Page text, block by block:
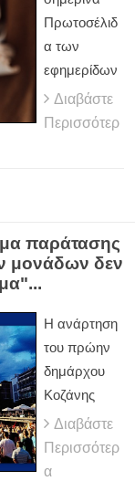
Πρωτοσέλιδ
α των
εφημερίδων
Διαβάστε
Περισσότερ
παράτασης
μονάδων δεν
Η ανάρτηση
του πρώην
δημάρχου
Κοζάνης
Διαβάστε
Περισσότερ
α